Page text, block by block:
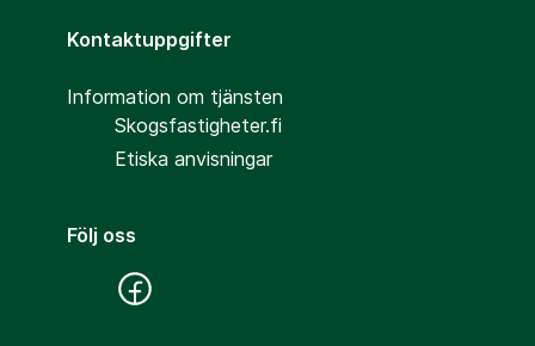
Kontaktuppgifter
Information om tjänsten
Skogsfastigheter.fi
Etiska anvisningar
Följ oss